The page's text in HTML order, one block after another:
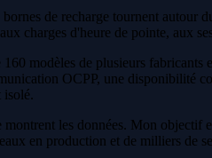
de recharge tournent autour
charges d'heure de pointe, aux
modèles de plusieurs
OCPP, une disponibilité
isolé.
les données. Mon
en production et de milliers de